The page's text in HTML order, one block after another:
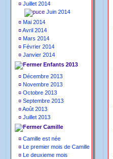
¤ Juillet 2014
Juin 2014
¤ Mai 2014
¤Avril 2014
¤ Mars 2014
¤ Février 2014
¤ Janvier 2014
Enfants 2013
¤ Décembre 2013
¤ Novembre 2013
¤ Octobre 2013
¤ Septembre 2013
¤Août 2013
¤ Juillet 2013
Camille
¤ Camille est née
¤ Le premier mois de Camille
¤ Le deuxieme mois